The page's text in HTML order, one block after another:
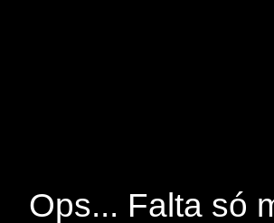
Ops... Falta só